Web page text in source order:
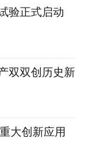
验正式启动
双双创历史新
大创新应用